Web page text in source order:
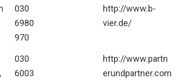
030
6980
970
http://www.b-
vier.de/
030
6003
http://www.partn
erundpartner.com